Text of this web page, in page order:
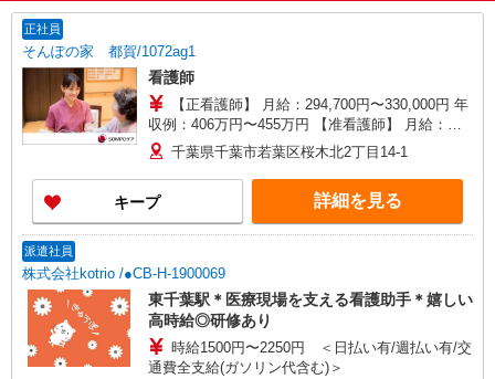
正社員
そんぽの家 都賀/1072ag1
看護師
【正看護師】 月給：294,700円〜330,000円 年
収例：406万円〜455万円 【准看護師】 月給：
269,000円〜304,300円 年収例：370万円〜419万円
【賞与】あり（年2回） ※月給は職務手当、働き
がい向上手当、日祝手当（月平均2回分）等、 毎
月平均的に支払われる手当を含みます。 ◎月給は
経験により異なります。 ◎残業時は別途時間外手
年支給
千葉県千葉市若葉区桜木北2丁目14-1
キープ 詳細を見る
派遣社員
株式会社kotrio /●CB-H-1900069
東千葉駅＊医療現場を支える看護助手＊嬉しい
高時給◎研修あり
時給1500円〜2250円 ＜日払い有/週払い有/交
通費全支給(ガソリン代含む)＞